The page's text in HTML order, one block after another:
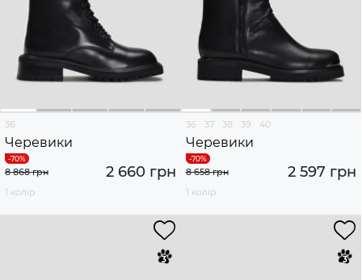
36
Черевики
2 660 грн
8 868 грн
1 колір
36 37 38 39 40
Черевики
2 597 грн
8 658 грн
1 колір